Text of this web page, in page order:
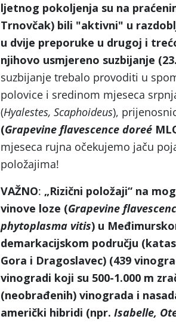
ljetnog pokoljenja su na
Trnovčak) bili "aktivni" u
u dvije preporuke u drugoj i
njihovo usmjereno suzbijanje
suzbijanje trebalo provoditi u
polovice i sredinom mjeseca
(Hyalestes, Scaphoideus),
(Grapevine flavescence doreé
mjeseca rujna očekujemo jaču
položajima!
VAŽNO: „Rizični položaji“ na
vinove loze (Grapevine
phytoplasma vitis) u
demarkacijskom području
Gora i Dragoslavec) (439
vinogradi koji su 500-1.000 m
(neobrađenih) vinograda i
američki hibridi (npr. Isabelle,